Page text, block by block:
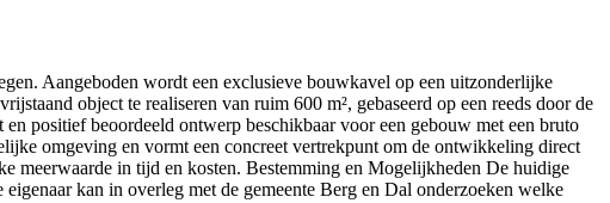
Aangeboden wordt een exclusieve bouwkavel op een uitzonderlijke
object te realiseren van ruim 600 m², gebaseerd op een reeds door de
positief beoordeeld ontwerp beschikbaar voor een gebouw met een bruto
omgeving en vormt een concreet vertrekpunt om de ontwikkeling direct
meerwaarde in tijd en kosten. Bestemming en Mogelijkheden De huidige
kan in overleg met de gemeente Berg en Dal onderzoeken welke